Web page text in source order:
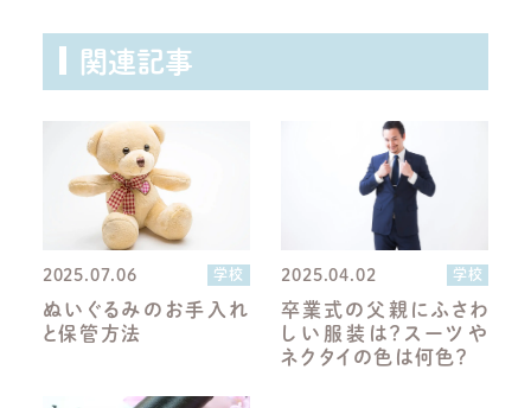
関連記事
2025.07.06 学校
ぬいぐるみのお手入れ
と保管方法
2025.04.02 学校
卒業式の父親にふさわ
しい服装は？スーツや
ネクタイの色は何色？